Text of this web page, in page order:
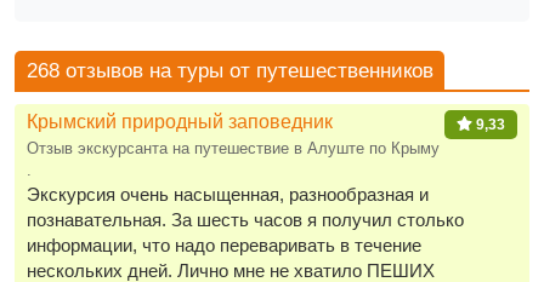
268 отзывов на туры от путешественников
9,33
Крымский природный заповедник
Отзыв экскурсанта на путешествие в Алуште по Крыму
Экскурсия очень насыщенная, разнообразная и
познавательная. За шесть часов я получил столько
информации, что надо переваривать в течение
нескольких дней. Лично мне не хватило ПЕШИХ